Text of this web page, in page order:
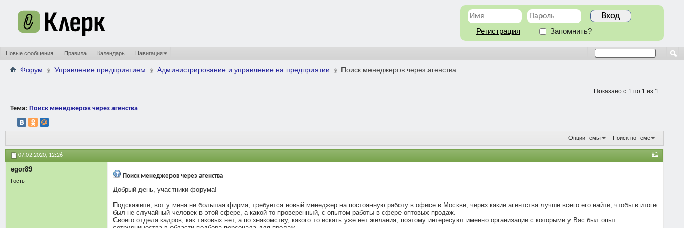
Регистрация Запомнить?
Новые сообщения Правила Календарь Навигация
Форум Управление предприятием Администрирование и управление на предприятии Поиск менеджеров через агенства
Показано с 1 по 1 из 1
Тема: Поиск менеджеров через агенства
Опции темы Поиск по теме
07.02.2020, 12:26 #1
egor89
Гость
Поиск менеджеров через агенства
Добрый день, участники форума!
Подскажите, вот у меня не большая фирма, требуется новый менеджер на постоянную работу в офисе в Москве, через какие агентства лучше всего его найти, чтобы в итоге
был не случайный человек в этой сфере, а какой то проверенный, с опытом работы в сфере оптовых продаж.
Своего отдела кадров, как таковых нет, а по знакомству, какого то искать уже нет желания, поэтому интересуют именно организации с которыми у Вас был опыт